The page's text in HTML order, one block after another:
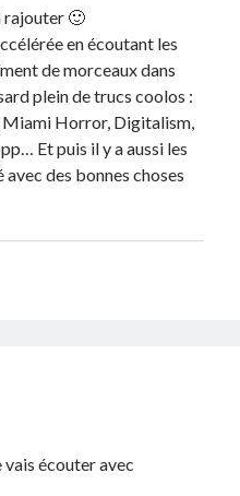
rajouter 🙂
en écoutant les
de morceaux dans
plein de trucs coolos :
Horror, Digitalism,
Et puis il y a aussi les
des bonnes choses
écouter avec